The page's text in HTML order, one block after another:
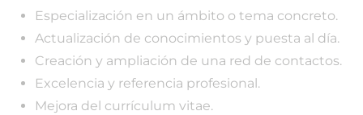
Especialización en un ámbito o tema concreto.
Actualización de conocimientos y puesta al día.
Creación y ampliación de una red de contactos.
Excelencia y referencia profesional.
Mejora del currículum vitae.